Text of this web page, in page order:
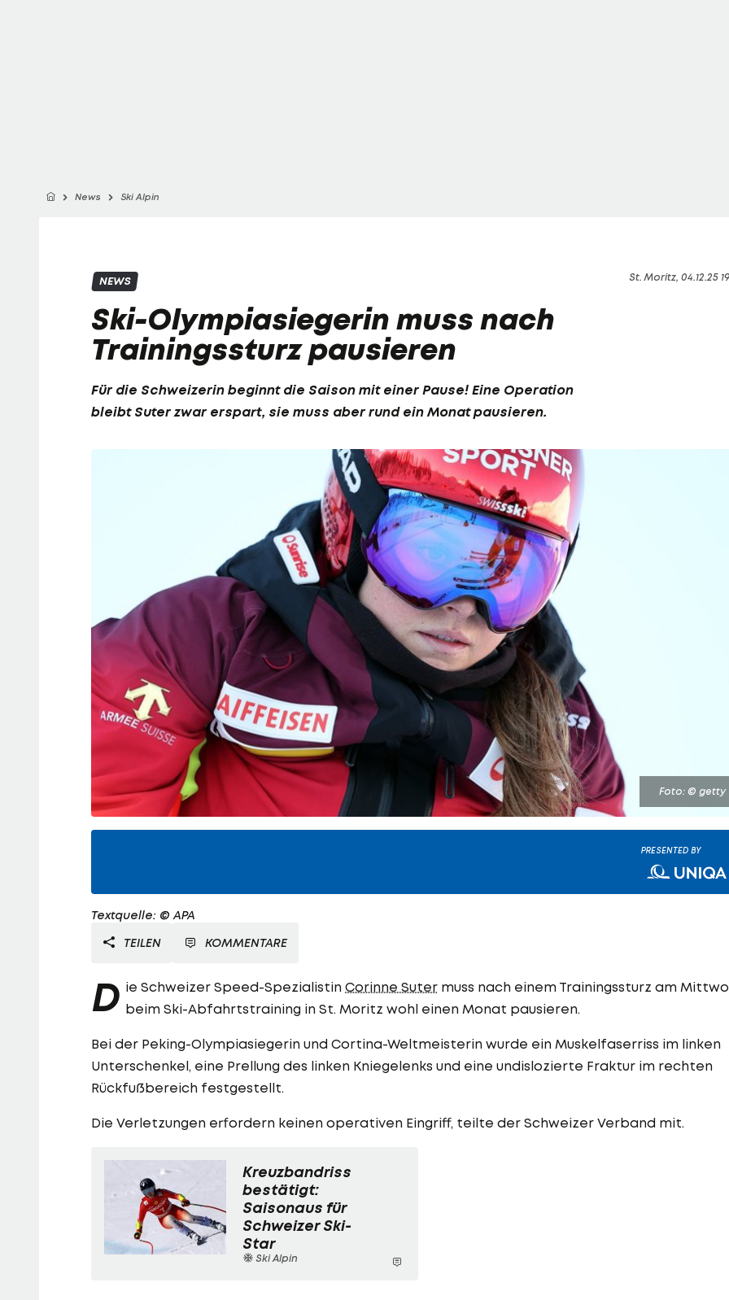
News Ski Alpin
St. Moritz, 04.12.25
NEWS
Ski-Olympiasiegerin muss nach
Trainingssturz pausieren
Für die Schweizerin beginnt die Saison mit einer Pause! Eine Operation
bleibt Suter zwar erspart, sie muss aber rund ein Monat pausieren.
Foto: © getty
PRESENTED BY
Textquelle: © APA
TEILEN
KOMMENTARE
D ie Schweizer Speed-Spezialistin Corinne Suter muss nach einem Trainingssturz am
beim Ski-Abfahrtstraining in St. Moritz wohl einen Monat pausieren.
Bei der Peking-Olympiasiegerin und Cortina-Weltmeisterin wurde ein Muskelfaserriss im linken
Unterschenkel, eine Prellung des linken Kniegelenks und eine undislozierte Fraktur im rechten
Rückfußbereich festgestellt.
Die Verletzungen erfordern keinen operativen Eingriff, teilte der Schweizer Verband mit.
Kreuzbandriss
bestätigt:
Saisonaus für
Schweizer Ski-
Star
Ski Alpin